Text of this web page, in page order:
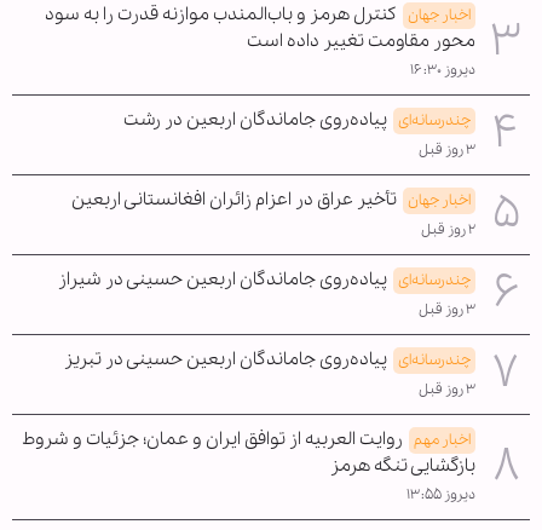
اخبار جهان کنترل هرمز و باب‌المندب موازنه قدرت را به سود
محور مقاومت تغییر داده است
دیروز ۱۶:۳۰
چندرسانه‌ای پیاده‌روی جاماندگان اربعین در رشت
۳ روز قبل
اخبار جهان تأخیر عراق در اعزام زائران افغانستانی اربعین
۲ روز قبل
چندرسانه‌ای پیاده‌روی جاماندگان اربعین حسینی در شیراز
۳ روز قبل
چندرسانه‌ای پیاده‌روی جاماندگان اربعین حسینی در تبریز
۳ روز قبل
اخبار مهم روایت العربیه از توافق ایران و عمان؛ جزئیات و شروط
بازگشایی تنگه هرمز
دیروز ۱۳:۵۵